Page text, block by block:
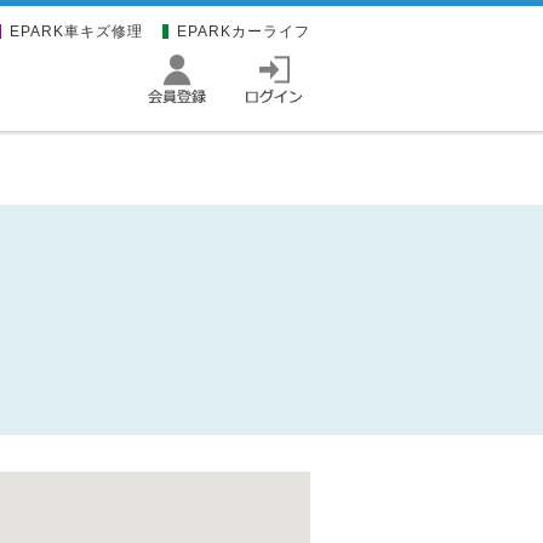
EPARK車キズ修理 EPARKカーライフ